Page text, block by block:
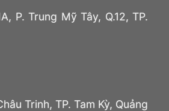
P. Trung Mỹ Tây, Q.12, TP.
Trinh, TP. Tam Kỳ, Quảng